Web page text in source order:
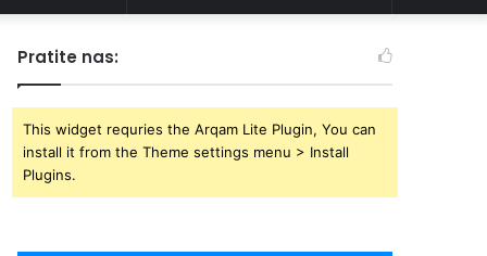
vijesti
Pratite nas:
This widget requries the Arqam Lite Plugin, You can
install it from the Theme settings menu > Install
Plugins.